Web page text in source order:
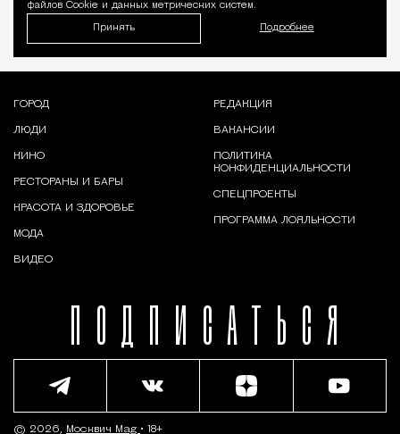
файлов Cookie и данных метрических систем.
Принять Подробнее
ПОДПИСАТЬСЯ
ГОРОД
ЛЮДИ
КИНО
РЕСТОРАНЫ И БАРЫ
КРАСОТА И ЗДОРОВЬЕ
МОДА
ВИДЕО
РЕДАКЦИЯ
ВАКАНСИИ
ПОЛИТИКА
КОНФИДЕНЦИАЛЬНОСТИ
СПЕЦПРОЕКТЫ
ПРОГРАММА ЛОЯЛЬНОСТИ
© 2026, Москвич Mag • 18+